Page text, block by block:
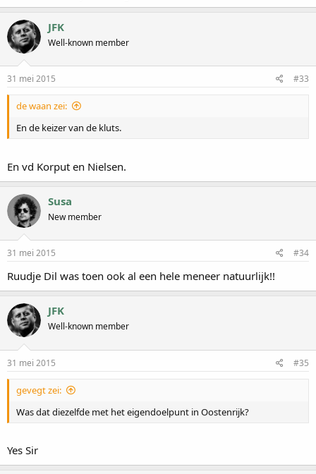
JFK
Well-known member
31 mei 2015 #33
de waan zei:
En de keizer van de kluts.
En vd Korput en Nielsen.
Susa
New member
31 mei 2015 #34
Ruudje Dil was toen ook al een hele meneer natuurlijk!!
JFK
Well-known member
31 mei 2015 #35
gevegt zei:
Was dat diezelfde met het eigendoelpunt in Oostenrijk?
Yes Sir